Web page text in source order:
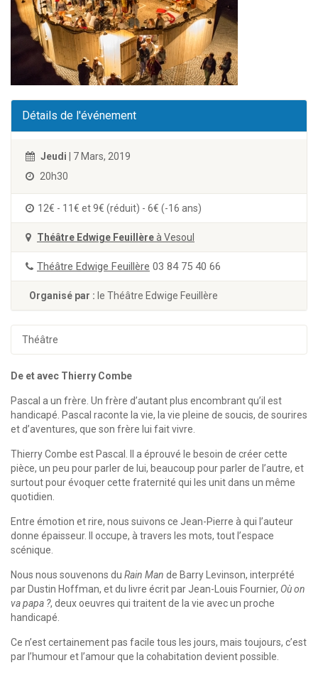
Détails de l'événement
Jeudi | 7 Mars, 2019
20h30
12€ - 11€ et 9€ (réduit) - 6€ (-16 ans)
Théâtre Edwige Feuillèreà Vesoul
Théâtre Edwige Feuillère 03 84 75 40 66
Organisé par : le Théâtre Edwige Feuillère
Théâtre
De et avec Thierry Combe
Pascal a un frère. Un frère d’autant plus encombrant qu’il est
handicapé. Pascal raconte la vie, la vie pleine de soucis, de sourires
et d’aventures, que son frère lui fait vivre.
Thierry Combe est Pascal. Il a éprouvé le besoin de créer cette
pièce, un peu pour parler de lui, beaucoup pour parler de l’autre, et
surtout pour évoquer cette fraternité qui les unit dans un même
quotidien.
Entre émotion et rire, nous suivons ce Jean-Pierre à qui l’auteur
donne épaisseur. Il occupe, à travers les mots, tout l’espace
scénique.
Nous nous souvenons du Rain Man de Barry Levinson, interprété
par Dustin Hoffman, et du livre écrit par Jean-Louis Fournier, Où on
va papa ?, deux oeuvres qui traitent de la vie avec un proche
handicapé.
Ce n’est certainement pas facile tous les jours, mais toujours, c’est
par l’humour et l’amour que la cohabitation devient possible.